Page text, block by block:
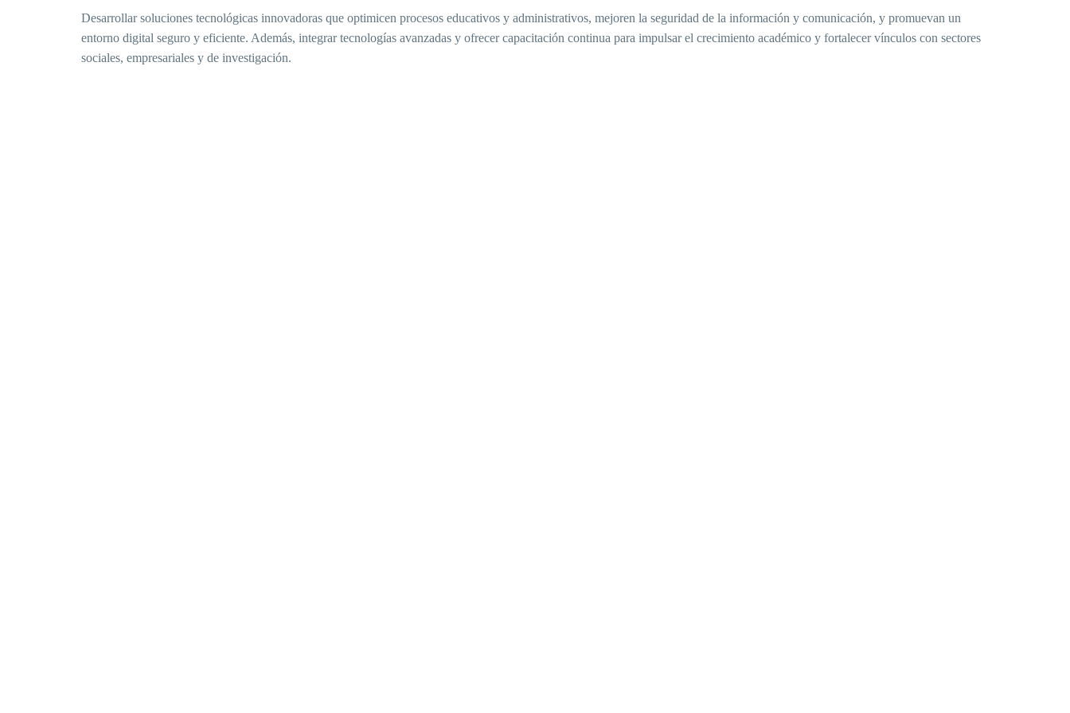
Desarrollar soluciones tecnológicas innovadoras que optimicen procesos educativos y administrativos, mejoren la seguridad de la información y comunicación, y promuevan un
entorno digital seguro y eficiente. Además, integrar tecnologías avanzadas y ofrecer capacitación continua para impulsar el crecimiento académico y fortalecer vínculos con sectores
sociales, empresariales y de investigación.